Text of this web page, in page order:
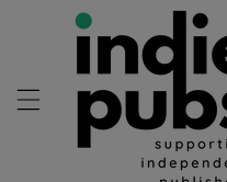
Skip To
Content